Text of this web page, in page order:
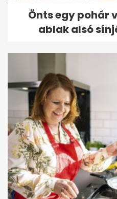
Önts egy pohár
ablak alsó